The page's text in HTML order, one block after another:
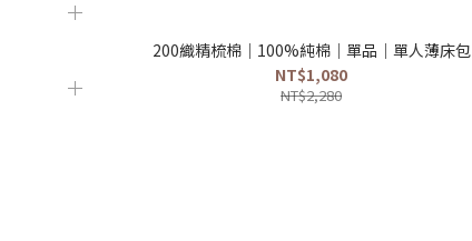
200織精梳棉｜100%純棉｜單品｜單人薄床包
NT$1,080
NT$2,280